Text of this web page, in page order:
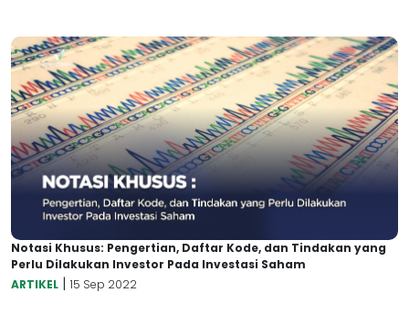
Notasi Khusus: Pengertian, Daftar Kode, dan Tindakan yang
Perlu Dilakukan Investor Pada Investasi Saham
ARTIKEL | 15 Sep 2022